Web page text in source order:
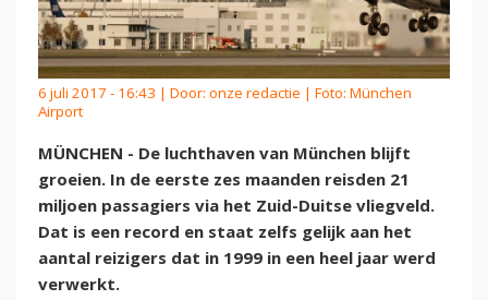
6 juli 2017 - 16:43 | Door: onze redactie | Foto: München
Airport
MÜNCHEN - De luchthaven van München blijft
groeien. In de eerste zes maanden reisden 21
miljoen passagiers via het Zuid-Duitse vliegveld.
Dat is een record en staat zelfs gelijk aan het
aantal reizigers dat in 1999 in een heel jaar werd
verwerkt.